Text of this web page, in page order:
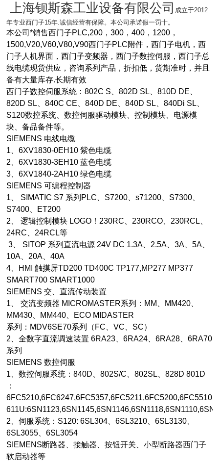
上海钡斯森工业设备有限公司 成立于2012
年专业西门子15年.诚信经营有保障。本公司承诺假一罚十。
本公司*销售西门子PLC,200，300，400，1200，
1500,V20,V60,V80,V90西门子PLC附件，西门子电机，西
门子人机界面，西门子变频器，西门子数控伺服，西门子总
线电缆现货供应，咨询系列产品，折扣低，货期准时，并且
备有大量库存.长期有效
西门子数控伺服系统：802C S、802D SL、810D DE、
820D SL、840C CE、840D DE、840D SL、840Di SL、
S120数控系统、数控伺服驱动模块、控制模块、电源模
块、备品备件等。
SIEMENS 电线电缆
1、6XV1830-0EH10 紫色电缆
2、6XV1830-3EH10 蓝色电缆
3、6XV1840-2AH10 绿色电缆
SIEMENS 可编程控制器
1、 SIMATIC S7 系列PLC、S7200、s71200、S7300、
S7400、ET200
2、 逻辑控制模块 LOGO！230RC、230RCO、230RCL、
24RC、24RCL等
3、 SITOP 系列直流电源 24V DC 1.3A、2.5A、3A、5A、
10A、20A、40A
4、HMI 触摸屏TD200 TD400C TP177,MP277 MP377
SMART700 SMART1000
SIEMENS 交、直流传动装置
1、 交流变频器 MICROMASTER系列：MM、MM420、
MM430、MM440、ECO MIDASTER
系列：MDV6SE70系列（FC、VC、SC）
2、全数字直流调速装置 6RA23、6RA24、6RA28、6RA70
系列
SIEMENS 数控伺服
1、数控伺服系统：840D、802S/C、802SL、828D 801D
：
2、伺服系统：S120: 6SL304、6SL3210、6SL3130、
6SL3055、6SL3054
SIEMENS断路器、接触器、按钮开关、小型断路器西门子
软启动器等